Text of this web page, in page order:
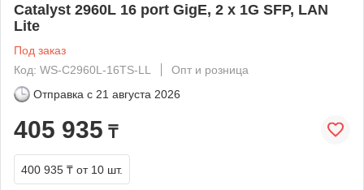
Catalyst 2960L 16 port GigE, 2 x 1G SFP, LAN
Lite
Под заказ
Код: WS-C2960L-16TS-LL
Опт и розница
Отправка с 21 августа 2026
405 935 ₸
400 935 ₸ от 10 шт.